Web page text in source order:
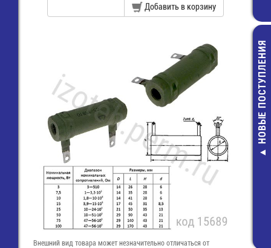
SV1.25-4
"U" 4,3 мм,
1,5 мм2,
НОВЫЕ ПОСТУПЛЕНИЯ
Добавить в корзину
Внешний вид товара может незначительно отличаться от